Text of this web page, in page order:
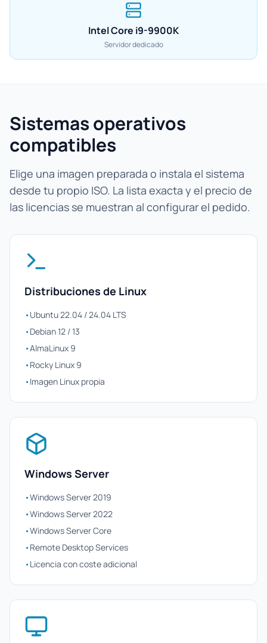
Intel Core i9-9900K
Servidor dedicado
Sistemas operativos
compatibles
Elige una imagen preparada o instala el sistema
desde tu propio ISO. La lista exacta y el precio de
las licencias se muestran al configurar el pedido.
Distribuciones de Linux
•Ubuntu 22.04 / 24.04 LTS
•Debian 12 / 13
•AlmaLinux 9
•Rocky Linux 9
•Imagen Linux propia
Windows Server
•Windows Server 2019
•Windows Server 2022
•Windows Server Core
•Remote Desktop Services
•Licencia con coste adicional